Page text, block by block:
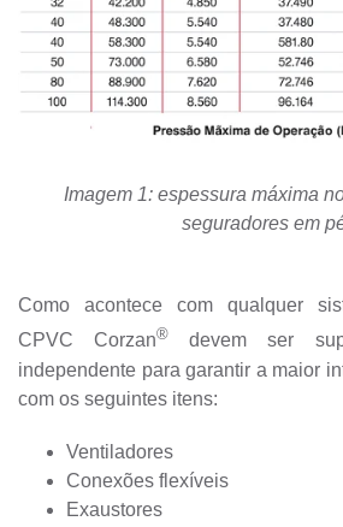
Imagem 1: espessura máxima
seguradores em
Como acontece com qualquer
CPVC Corzan® devem ser
independente para garantir a maior
com os seguintes itens:
Ventiladores
Conexões flexíveis
Exaustores